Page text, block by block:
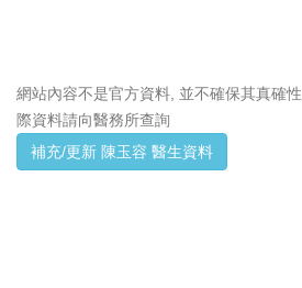
網站內容不是官方資料, 並不確保其真確
際資料請向醫務所查詢
補充/更新 陳玉容 醫生資料